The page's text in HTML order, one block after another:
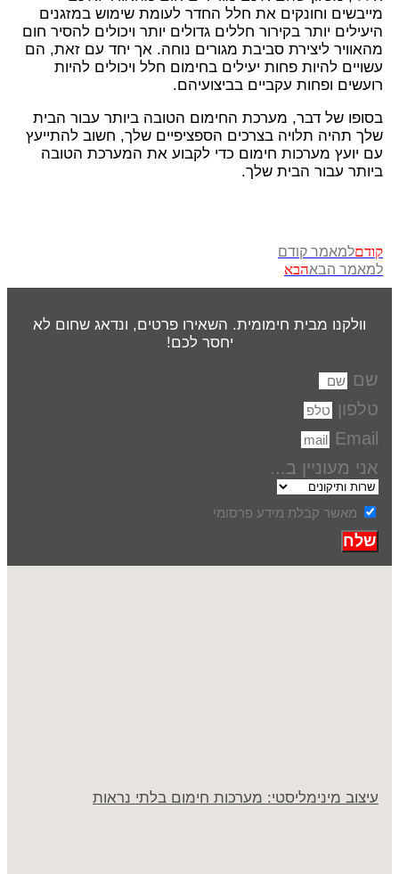
מייבשים וחונקים את חלל החדר לעומת שימוש במזגנים
היעילים יותר בקירור חללים גדולים יותר ויכולים להסיר חום
מהאוויר ליצירת סביבת מגורים נוחה. אך יחד עם זאת, הם
עשויים להיות פחות יעילים בחימום חלל ויכולים להיות
רועשים ופחות עקביים בביצועיהם.
בסופו של דבר, מערכת החימום הטובה ביותר עבור הבית
שלך תהיה תלויה בצרכים הספציפיים שלך, חשוב להתייעץ
עם יועץ מערכות חימום כדי לקבוע את המערכת הטובה
ביותר עבור הבית שלך.
קודםלמאמר קודם
למאמר הבאהבא
וולקנו מבית חימומית. השאירו פרטים, ונדאג שחום לא
יחסר לכם!
שם
טלפון
Email
אני מעוניין ב...
מאשר קבלת מידע פרסומי
שלח
עיצוב מינימליסטי: מערכות חימום בלתי נראות